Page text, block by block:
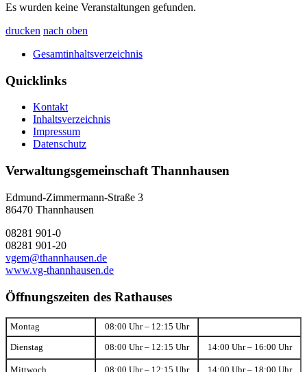
Es wurden keine Veranstaltungen gefunden.
drucken nach oben
Gesamtinhaltsverzeichnis
Quicklinks
Kontakt
Inhaltsverzeichnis
Impressum
Datenschutz
Verwaltungsgemeinschaft Thannhausen
Edmund-Zimmermann-Straße 3
86470 Thannhausen
08281 901-0
08281 901-20
vgem@thannhausen.de
www.vg-thannhausen.de
Öffnungszeiten des Rathauses
Montag 08:00 Uhr – 12:15 Uhr
Dienstag 08:00 Uhr – 12:15 Uhr 14:00 Uhr – 16:00 Uhr